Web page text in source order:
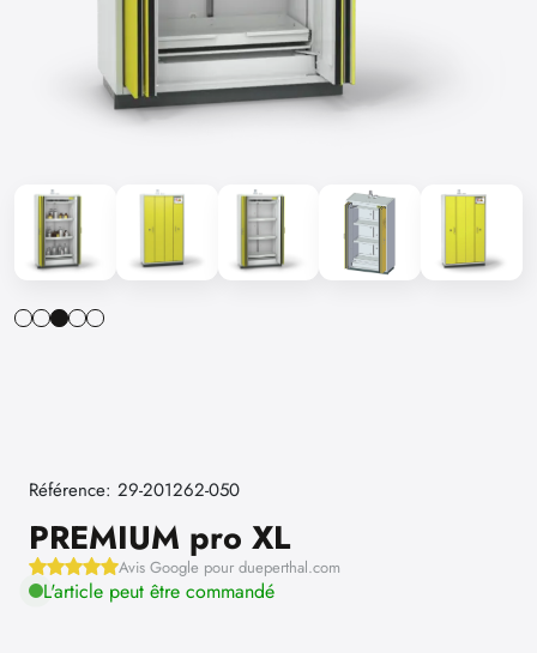
Référence: 29-201262-050
PREMIUM pro XL
Avis Google pour dueperthal.com
L'article peut être commandé